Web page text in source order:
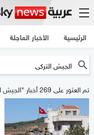
الرئيسية الأخبار العاجلة
تم العثور على 269 أخبار "الجيش التركي"